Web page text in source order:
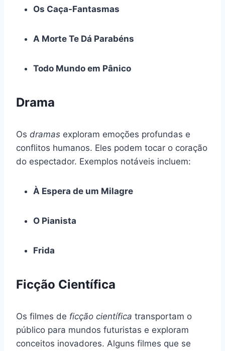
Os Caça-Fantasmas
A Morte Te Dá Parabéns
Todo Mundo em Pânico
Drama
Os dramas exploram emoções profundas e
conflitos humanos. Eles podem tocar o coração
do espectador. Exemplos notáveis incluem:
À Espera de um Milagre
O Pianista
Frida
Ficção Científica
Os filmes de ficção científica transportam o
público para mundos futuristas e exploram
conceitos inovadores. Alguns filmes que se